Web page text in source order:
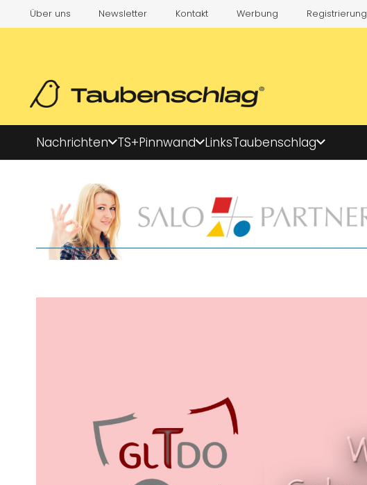
Über uns Newsletter Kontakt Werbung Registrierung
Nachrichten TS+Pinnwand LinksTaubenschlag